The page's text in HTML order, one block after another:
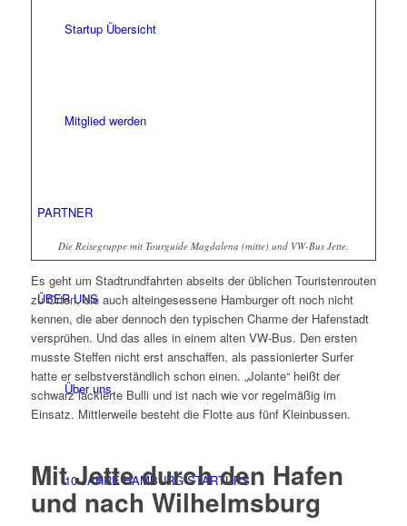
Startup Übersicht
Mitglied werden
PARTNER
ÜBER UNS
Über uns
10 JAHRE HAMBURG STARTUPS
Die Reisegruppe mit Tourguide Magdalena (mitte) und VW-Bus Jette.
Es geht um Stadtrundfahrten abseits der üblichen Touristenrouten
zu Orten, die auch alteingesessene Hamburger oft noch nicht
kennen, die aber dennoch den typischen Charme der Hafenstadt
versprühen. Und das alles in einem alten VW-Bus. Den ersten
musste Steffen nicht erst anschaffen, als passionierter Surfer
hatte er selbstverständlich schon einen. „Jolante“ heißt der
schwarz lackierte Bulli und ist nach wie vor regelmäßig im
Einsatz. Mittlerweile besteht die Flotte aus fünf Kleinbussen.
Mit Jette durch den Hafen
und nach Wilhelmsburg